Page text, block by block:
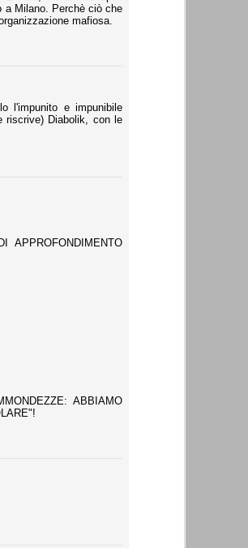
a Milano. Perchè ciò che
mafiosa.
l'impunito e impunibile
riscrive) Diabolik, con le
ABBIAMO